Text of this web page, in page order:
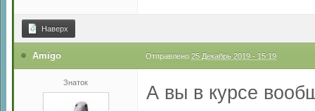
Наверх
Amigo Отправлено 25 Декабрь 2019 - 15:19
Знаток
А вы в курсе